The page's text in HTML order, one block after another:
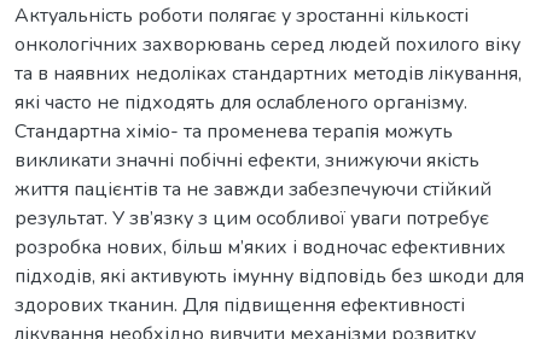
Актуальність роботи полягає у зростанні кількості
онкологічних захворювань серед людей похилого віку
та в наявних недоліках стандартних методів лікування,
які часто не підходять для ослабленого організму.
Стандартна хіміо- та променева терапія можуть
викликати значні побічні ефекти, знижуючи якість
життя пацієнтів та не завжди забезпечуючи стійкий
результат. У зв’язку з цим особливої уваги потребує
розробка нових, більш м’яких і водночас ефективних
підходів, які активують імунну відповідь без шкоди для
здорових тканин. Для підвищення ефективності